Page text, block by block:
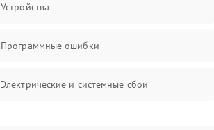
Устройства
Программные ошибки
Электрические и системные сбои